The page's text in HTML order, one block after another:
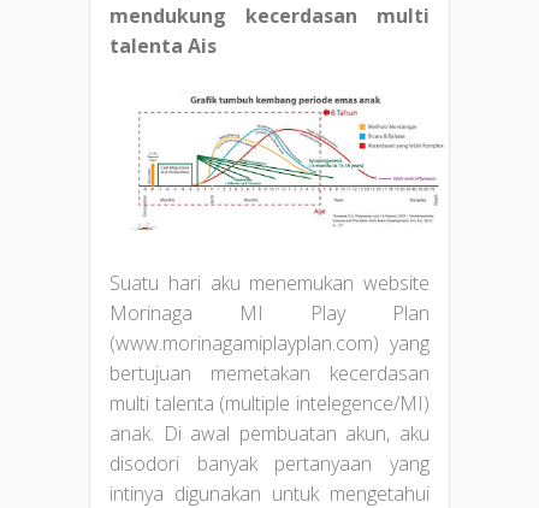
mendukung kecerdasan multi
talenta Ais
Suatu hari aku menemukan website
Morinaga MI Play Plan
(www.morinagamiplayplan.com) yang
bertujuan memetakan kecerdasan
multi talenta (multiple intelegence/MI)
anak. Di awal pembuatan akun, aku
disodori banyak pertanyaan yang
intinya digunakan untuk mengetahui